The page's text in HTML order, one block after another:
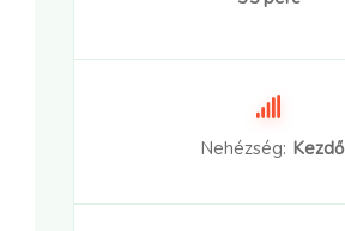
Nehézség: Kezdő